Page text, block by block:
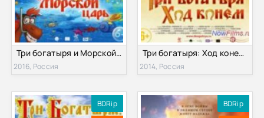
Три богатыря и Морской царь (2016)
2016, Россия
Три богатыря: Ход конем (2014)
2014, Россия
BDRip BDRip